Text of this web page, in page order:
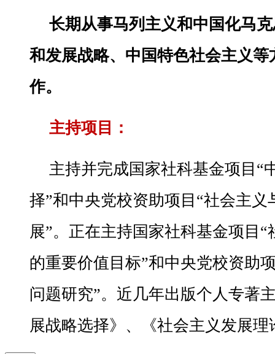
长期从事马列主义和中国化马
和发展战略、中国特色社会主义
作。
主持项目：
主持并完成国家社科基金项目“
择”和中央党校资助项目“社会主义
展”。正在主持国家社科基金项目
的重要价值目标”和中央党校资助
问题研究”。近几年出版个人专著
展战略选择》、《社会主义发展理